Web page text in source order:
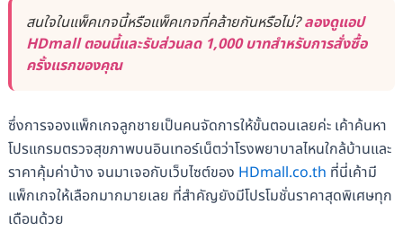
สนใจในแพ็คเกจนี้หรือแพ็คเกจที่คล้ายกันหรือไม่?ลองดูแอป
HDmall ตอนนี้และรับส่วนลด 1,000 บาทสำหรับการสั่งซื้อ
ครั้งแรกของคุณ
ซึ่งการจองแพ็กเกจลูกชายเป็นคนจัดการให้ขั้นตอนเลยค่ะ เค้าค้นหา
โปรแกรมตรวจสุขภาพบนอินเทอร์เน็ตว่าโรงพยาบาลไหนใกล้บ้านและ
ราคาคุ้มค่าบ้าง จนมาเจอกับเว็บไซต์ของ HDmall.co.th ที่นี่เค้ามี
แพ็กเกจให้เลือกมากมายเลย ที่สำคัญยังมีโปรโมชั่นราคาสุดพิเศษทุก
เดือนด้วย